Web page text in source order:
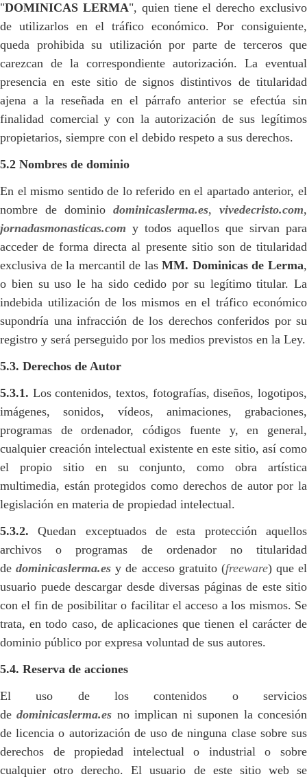
"DOMINICAS LERMA", quien tiene el derecho exclusivo
de utilizarlos en el tráfico económico. Por consiguiente,
queda prohibida su utilización por parte de terceros que
carezcan de la correspondiente autorización. La eventual
presencia en este sitio de signos distintivos de titularidad
ajena a la reseñada en el párrafo anterior se efectúa sin
finalidad comercial y con la autorización de sus legítimos
propietarios, siempre con el debido respeto a sus derechos.
5.2 Nombres de dominio
En el mismo sentido de lo referido en el apartado anterior, el
nombre de dominio dominicaslerma.es, vivedecristo.com,
jornadasmonasticas.com y todos aquellos que sirvan para
acceder de forma directa al presente sitio son de titularidad
exclusiva de la mercantil de lasMM. Dominicas de Lerma,
o bien su uso le ha sido cedido por su legítimo titular. La
indebida utilización de los mismos en el tráfico económico
supondría una infracción de los derechos conferidos por su
registro y será perseguido por los medios previstos en la Ley.
5.3. Derechos de Autor
5.3.1. Los contenidos, textos, fotografías, diseños, logotipos,
imágenes, sonidos, vídeos, animaciones, grabaciones,
programas de ordenador, códigos fuente y, en general,
cualquier creación intelectual existente en este sitio, así como
el propio sitio en su conjunto, como obra artística
multimedia, están protegidos como derechos de autor por la
legislación en materia de propiedad intelectual.
5.3.2. Quedan exceptuados de esta protección aquellos
archivos o programas de ordenador no titularidad
dedominicaslerma.es y de acceso gratuito (freeware) que el
usuario puede descargar desde diversas páginas de este sitio
con el fin de posibilitar o facilitar el acceso a los mismos. Se
trata, en todo caso, de aplicaciones que tienen el carácter de
dominio público por expresa voluntad de sus autores.
5.4. Reserva de acciones
El uso de los contenidos o servicios
dedominicaslerma.es no implican ni suponen la concesión
de licencia o autorización de uso de ninguna clase sobre sus
derechos de propiedad intelectual o industrial o sobre
cualquier otro derecho. El usuario de este sitio web se